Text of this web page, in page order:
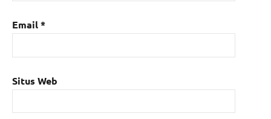
Email*
Situs Web